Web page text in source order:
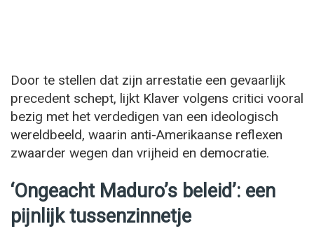
Door te stellen dat zijn arrestatie een gevaarlijk
precedent schept, lijkt Klaver volgens critici vooral
bezig met het verdedigen van een ideologisch
wereldbeeld, waarin anti-Amerikaanse reflexen
zwaarder wegen dan vrijheid en democratie.
‘Ongeacht Maduro’s beleid’: een
pijnlijk tussenzinnetje